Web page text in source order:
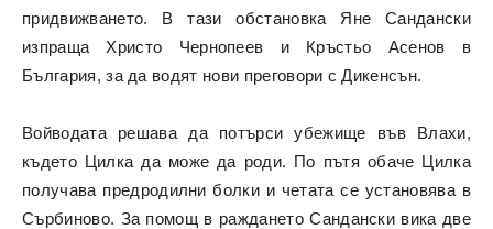
придвижването. В тази обстановка Яне Сандански
изпраща Христо Чернопеев и Кръстьо Асенов в
България, за да водят нови преговори с Дикенсън.
Войводата решава да потърси убежище във Влахи,
където Цилка да може да роди. По пътя обаче Цилка
получава предродилни болки и четата се установява в
Сърбиново. За помощ в раждането Сандански вика две